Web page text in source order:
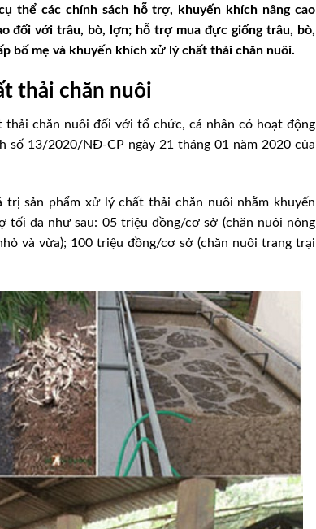
thể các chính sách hỗ trợ, khuyến khích nâng cao
đối với trâu, bò, lợn; hỗ trợ mua đực giống trâu, bò,
bố mẹ và khuyến khích xử lý chất thải chăn nuôi.
thải chăn nuôi
chăn nuôi đối với tổ chức, cá nhân có hoạt động
13/2020/NĐ-CP ngày 21 tháng 01 năm 2020 của
sản phẩm xử lý chất thải chăn nuôi nhằm khuyến
đa như sau: 05 triệu đồng/cơ sở (chăn nuôi nông
và vừa); 100 triệu đồng/cơ sở (chăn nuôi trang trại